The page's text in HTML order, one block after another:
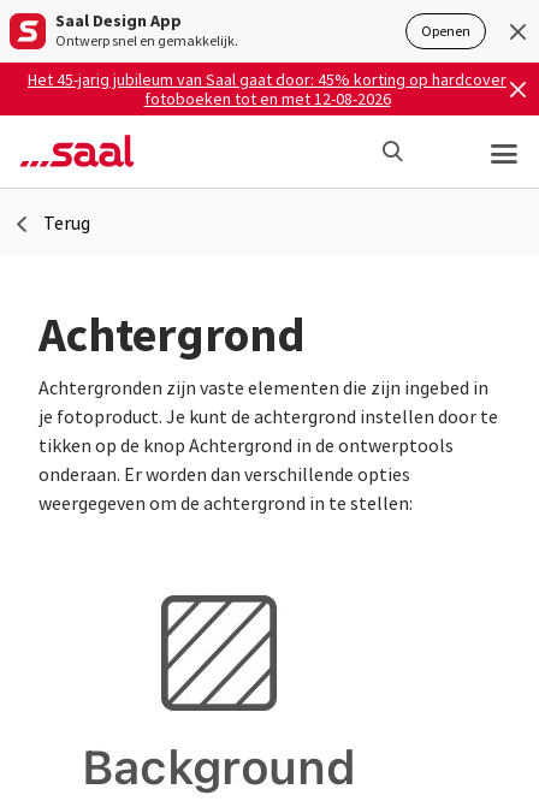
Saal Design App
Ontwerp snel en gemakkelijk. Openen
Het 45-jarig jubileum van Saal gaat door: 45% korting op hardcover
fotoboeken tot en met 12-08-2026
Terug
Achtergrond
Achtergronden zijn vaste elementen die zijn ingebed in
je fotoproduct. Je kunt de achtergrond instellen door te
tikken op de knop Ach­ter­grond in de ontwerptools
onderaan. Er worden dan verschillende opties
weergegeven om de achtergrond in te stellen: